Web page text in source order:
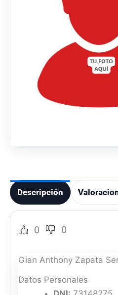
Descripción
0 0
Gian Anthony Zapata
Datos Personales